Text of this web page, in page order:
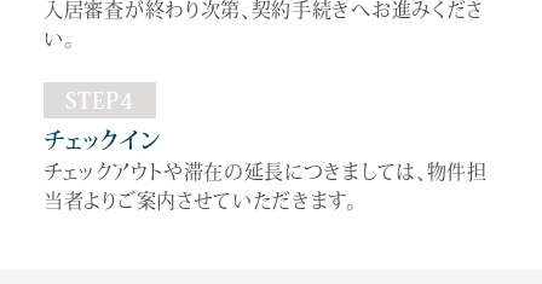
入居審査が終わり次第、契約手続きへお進みくださ
い。
STEP4
チェックイン
チェックアウトや滞在の延長につきましては、物件担
当者よりご案内させていただきます。